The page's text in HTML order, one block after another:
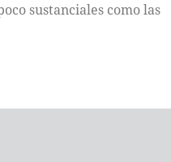
sustanciales como las